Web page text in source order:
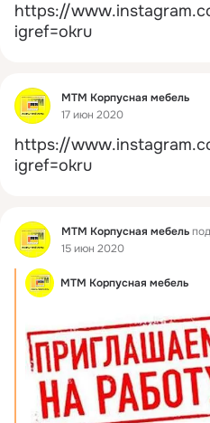
https://
igref=okru
Фид
МТМ Корпусная мебель
17 июн 2020
https://
igref=okru
Фид МТМ Корпусная мебель
15 июн 2020
МТМ Корпусная мебель